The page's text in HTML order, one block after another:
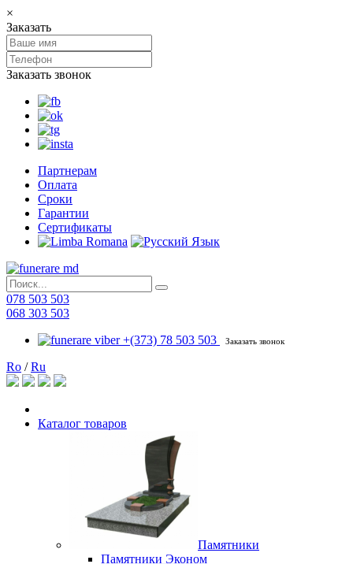
×
Заказать
Заказать звонок
Партнерам
Оплата
Сроки
Гарантии
Сертификаты
078 503 503
068 303 503
+(373) 78 503 503
Заказать звонок
Ro /Ru
Каталог товаров
Памятники
Памятники Эконом